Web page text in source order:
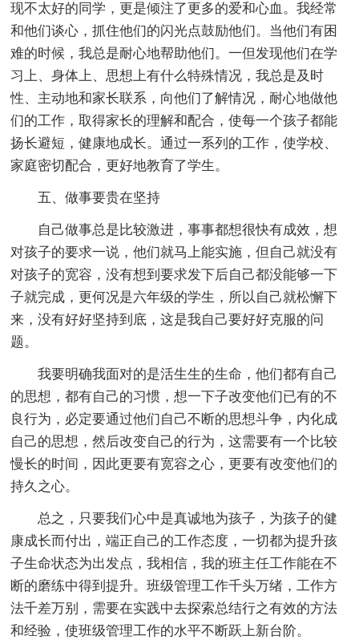
现不太好的同学，更是倾注了更多的爱和心血。我经常
和他们谈心，抓住他们的闪光点鼓励他们。当他们有困
难的时候，我总是耐心地帮助他们。一但发现他们在学
习上、身体上、思想上有什么特殊情况，我总是及时
性、主动地和家长联系，向他们了解情况，耐心地做他
们的工作，取得家长的理解和配合，使每一个孩子都能
扬长避短，健康地成长。通过一系列的工作，使学校、
家庭密切配合，更好地教育了学生。
五、做事要贵在坚持
自己做事总是比较激进，事事都想很快有成效，想
对孩子的要求一说，他们就马上能实施，但自己就没有
对孩子的宽容，没有想到要求发下后自己都没能够一下
子就完成，更何况是六年级的学生，所以自己就松懈下
来，没有好好坚持到底，这是我自己要好好克服的问
题。
我要明确我面对的是活生生的生命，他们都有自己
的思想，都有自己的习惯，想一下子改变他们已有的不
良行为，必定要通过他们自己不断的思想斗争，内化成
自己的思想，然后改变自己的行为，这需要有一个比较
慢长的时间，因此更要有宽容之心，更要有改变他们的
持久之心。
总之，只要我们心中是真诚地为孩子，为孩子的健
康成长而付出，端正自己的工作态度，一切都为提升孩
子生命状态为出发点，我相信，我的班主任工作能在不
断的磨练中得到提升。班级管理工作千头万绪，工作方
法千差万别，需要在实践中去探索总结行之有效的方法
和经验，使班级管理工作的水平不断跃上新台阶。